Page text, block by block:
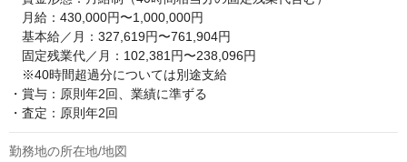
月給：430,000円〜1,000,000円
基本給／月：327,619円〜761,904円
固定残業代／月：102,381円〜238,096円
※40時間超過分については別途支給
・賞与：原則年2回、業績に準ずる
・査定：原則年2回
勤務地の所在地/地図